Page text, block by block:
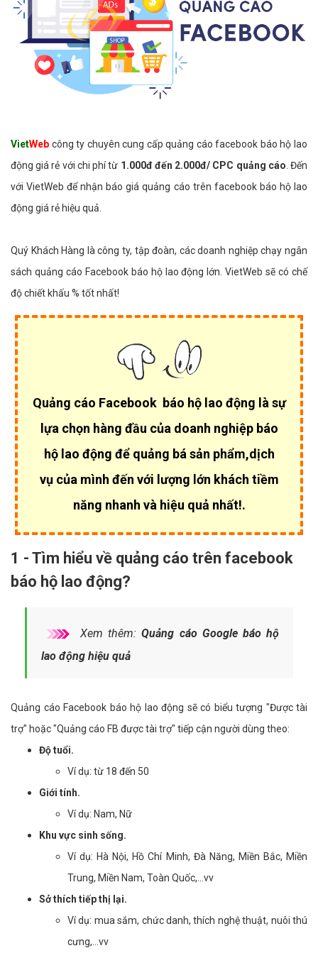
VietWeb công ty chuyên cung cấp quảng cáo facebook báo hộ lao
động giá rẻ với chi phí từ 1.000đ đến 2.000đ/ CPC quảng cáo . Đến
với VietWeb để nhận báo giá quảng cáo trên facebook báo hộ lao
động giá rẻ hiệu quả.
Quý Khách Hàng là công ty, tập đoàn, các doanh nghiệp chạy ngân
sách quảng cáo Facebook báo hộ lao động lớn. VietWeb sẽ có chế
độ chiết khấu % tốt nhất!
Quảng cáo Facebook báo hộ lao động là sự
lựa chọn hàng đầu của doanh nghiệp báo
hộ lao động để quảng bá sản phẩm,dịch
vụ của mình đến với lượng lớn khách tiềm
năng nhanh và hiệu quả nhất!.
1 - Tìm hiểu về quảng cáo trên facebook
báo hộ lao động?
Xem thêm:Quảng cáo Google báo hộ
lao động hiệu quả
Quảng cáo Facebook báo hộ lao động sẽ có biểu tượng "Được tài
trợ" hoặc "Quảng cáo FB được tài trợ" tiếp cận người dùng theo:
Độ tuổi.
Ví dụ: từ 18 đến 50
Giới tính.
Ví dụ: Nam, Nữ
Khu vực sinh sống.
Ví dụ: Hà Nội, Hồ Chí Minh, Đà Năng, Miền Bắc, Miền
Trung, Miền Nam, Toàn Quốc,...vv
Sở thích tiếp thị lại.
Ví dụ: mua sắm, chức danh, thích nghệ thuật, nuôi thú
cưng,...vv